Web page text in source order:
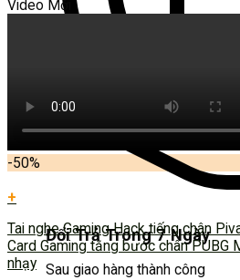
Đổi Trả Trong 7 Ngày
Sau giao hàng thành công
Video Mới
-50%
+
Tai nghe Gaming Hack tiếng chân
Card Gaming tăng bước chân PUBG
nhạy